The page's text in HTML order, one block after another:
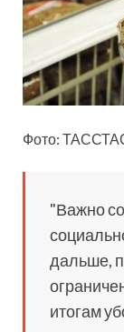
Фото:
"Важно
дальше,
итогам